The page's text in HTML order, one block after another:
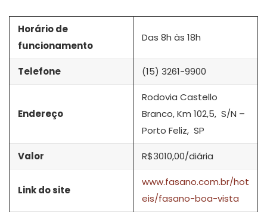
Horário de
funcionamento
Das 8h às 18h
Telefone (15) 3261-9900
Endereço
Rodovia Castello
Branco, Km 102,5, S/N –
Porto Feliz, SP
Valor R$3010,00/diária
Link do site
www.fasano.com.br/hot
eis/fasano-boa-vista